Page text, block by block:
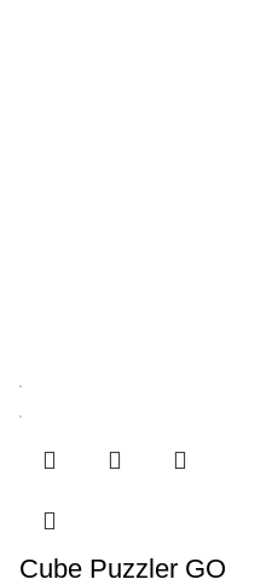
Cube Puzzler GO